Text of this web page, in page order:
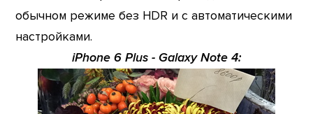
обычном режиме без HDR и с автоматическими
настройками.
iPhone 6 Plus - Galaxy Note 4: